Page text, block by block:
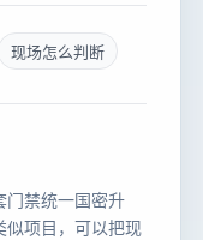
现场怎么判断
门禁统一国密升
似项目，可以把现